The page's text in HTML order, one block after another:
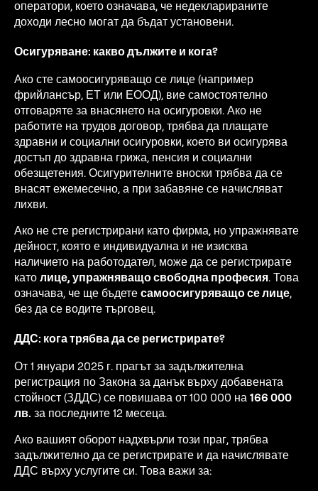
оператори, което означава, че недекларираните
доходи лесно могат да бъдат установени.
Осигуряване: какво дължите и кога?
Ако сте самоосигуряващо се лице (например
фрийлансър, ЕТ или ЕООД), вие самостоятелно
отговаряте за внасянето на осигуровки. Ако не
работите на трудов договор, трябва да плащате
здравни и социални осигуровки, което ви осигурява
достъп до здравна грижа, пенсия и социални
обезщетения. Осигурителните вноски трябва да се
внасят ежемесечно, а при забавяне се начисляват
лихви.
Ако не сте регистрирани като фирма, но упражнявате
дейност, която е индивидуална и не изисква
наличието на работодател, може да се регистрирате
като лице, упражняващо свободна професия. Това
означава, че ще бъдете самоосигуряващо се лице,
без да се водите търговец.
ДДС: кога трябва да се регистрирате?
От 1 януари 2025 г. прагът за задължителна
регистрация по Закона за данък върху добавената
стойност (ЗДДС) се повишава от 100 000 на 166 000
лв. за последните 12 месеца.
Ако вашият оборот надхвърли този праг, трябва
задължително да се регистрирате и да начислявате
ДДС върху услугите си. Това важи за: